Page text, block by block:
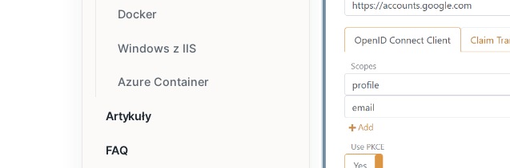
Docker
Windows z IIS
Azure Container
Artykuły
FAQ